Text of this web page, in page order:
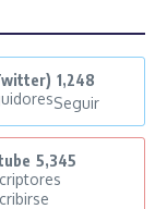
1,248
Seguir
5,345